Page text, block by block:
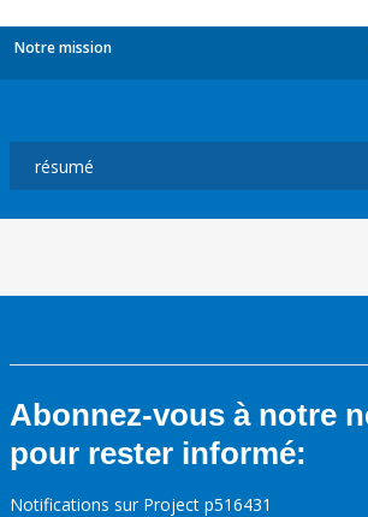
Notre mission
Abonnez-vous à notre
pour rester informé:
Notifications sur Project p516431